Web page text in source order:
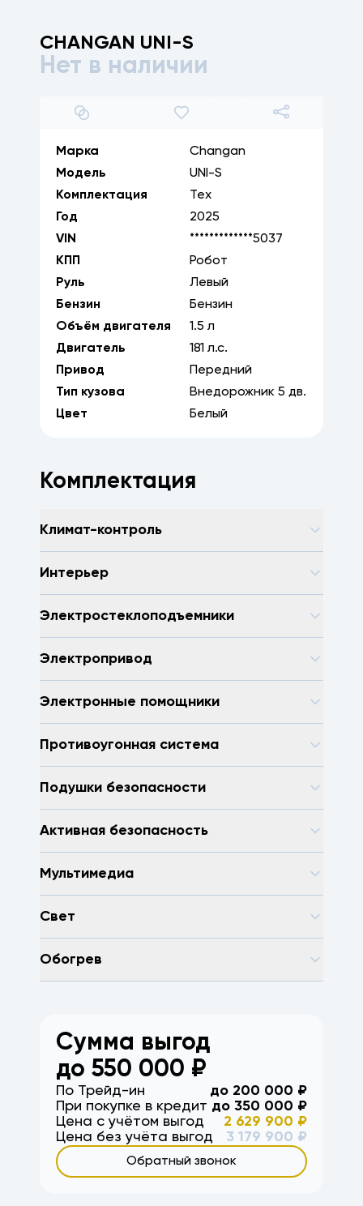
CHANGAN UNI-S
Нет в наличии
1/ 23
Марка
Changan
Модель
UNI-S
Комплектация
Тех
Год
2025
VIN
*************5037
КПП
Робот
Руль
Левый
Бензин
Бензин
Объём двигателя
1.5 л
Двигатель
181 л.с.
Привод
Передний
Тип кузова
Внедорожник 5 дв.
Цвет
Белый
Комплектация
Климат-контроль
Интерьер
Электростеклоподъемники
Электропривод
Электронные помощники
Противоугонная система
Подушки безопасности
Активная безопасность
Мультимедиа
Свет
Обогрев
Сумма выгод
до 550 000 ₽
По Трейд-ин до 200 000 ₽
При покупке в кредит до 350 000 ₽
Цена с учётом выгод
2 629 900 ₽
Цена без учёта выгод
3 179 900 ₽
Обратный звонок